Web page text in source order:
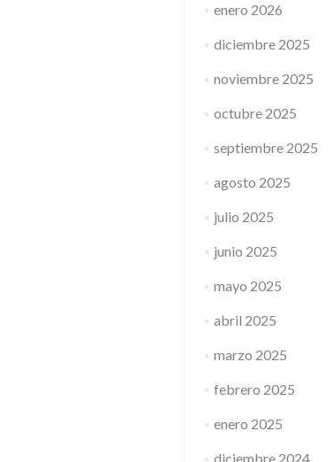
enero 2026
diciembre 2025
noviembre 2025
octubre 2025
septiembre 2025
agosto 2025
julio 2025
junio 2025
mayo 2025
abril 2025
marzo 2025
febrero 2025
enero 2025
diciembre 2024